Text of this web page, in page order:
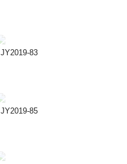
JY2019-83
JY2019-85